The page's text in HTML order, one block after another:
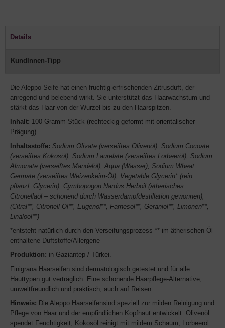
Details
KundInnen-Tipp
Die Aleppo-Seife hat einen fruchtig-erfrischenden Zitrusduft, der
anregend und belebend wirkt. Sie unterstützt das Haarwachstum und
stärkt das Haar von der Wurzel bis zu den Haarspitzen.
Inhalt: 100 Gramm-Stück (rechteckig geformt mit orientalischer
Prägung)
Inhaltsstoffe: Sodium Olivate (verseiftes Olivenöl), Sodium Cocoate
(verseiftes Kokosöl), Sodium Laurelate (verseiftes Lorbeeröl), Sodium
Almonate (verseiftes Mandelöl), Aqua (Wasser), Sodium Wheat
Germate (verseiftes Weizenkeim-Öl), Vegetable Glycerin* (rein
pflanzl. Glycerin), Cymbopogon Nardus Herboil (ätherisches
Citronellaöl – schonend durch Wasserdampfdestillation gewonnen),
(Citral**, Citronell-Öl**, Eugenol**, Farnesol**, Geraniol**, Limonen**,
Linalool**)
*entsteht natürlich durch den Verseifungsprozess ** im ätherischen Öl
enthaltene Duftstoffe/Allergene
Produktion: in Gaziantep / Türkei.
Finigrana Haarseifen sind dermatologisch getestet und für alle
Hauttypen gut verträglich. Eine schonende Haarpflege-Alternative,
umweltfreundlich und praktisch, auch auf Reisen.
Hinweis: Die Aleppo Haarseifensind speziell zur milden Reinigung und
Pflege von Haar und der empfindlichen Kopfhaut entwickelt. Olivenöl
spendet Feuchtigkeit, Kokosöl reinigt mit mildem Schaum, Lorbeeröl